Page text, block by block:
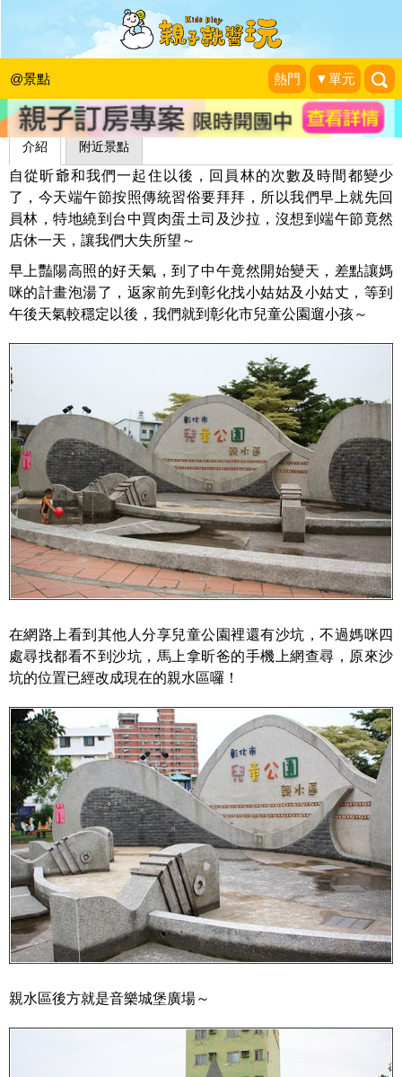
@景點 熱門 ▼單元
彰化市兒童公園
昕滿奕足
介紹 附近景點
自從昕爺和我們一起住以後，回員林的次數及時間都變少
了，今天端午節按照傳統習俗要拜拜，所以我們早上就先回
員林，特地繞到台中買肉蛋土司及沙拉，沒想到端午節竟然
店休一天，讓我們大失所望～
早上豔陽高照的好天氣，到了中午竟然開始變天，差點讓媽
咪的計畫泡湯了，返家前先到彰化找小姑姑及小姑丈，等到
午後天氣較穩定以後，我們就到彰化市兒童公園遛小孩～
在網路上看到其他人分享兒童公園裡還有沙坑，不過媽咪四
處尋找都看不到沙坑，馬上拿昕爸的手機上網查尋，原來沙
坑的位置已經改成現在的親水區囉！
親水區後方就是音樂城堡廣場～